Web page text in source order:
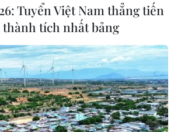
Tuyển Việt Nam thẳng tiến
thành tích nhất bảng